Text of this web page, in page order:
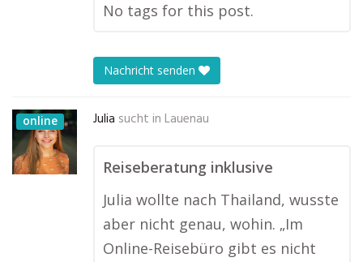
No tags for this post.
Nachricht senden
online Julia sucht in Lauenau
Reiseberatung inklusive
Julia wollte nach Thailand, wusste
aber nicht genau, wohin. „Im
Online-Reisebüro gibt es nicht